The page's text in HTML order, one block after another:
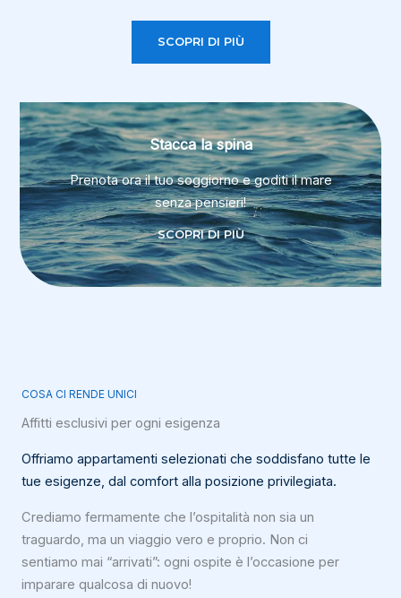
SCOPRI DI PIÙ
Stacca la spina
Prenota ora il tuo soggiorno e goditi il mare
senza pensieri!
SCOPRI DI PIÙ
COSA CI RENDE UNICI
Affitti esclusivi per ogni esigenza
Offriamo appartamenti selezionati che soddisfano tutte le
tue esigenze, dal comfort alla posizione privilegiata.
Crediamo fermamente che l’ospitalità non sia un
traguardo, ma un viaggio vero e proprio. Non ci
sentiamo mai “arrivati”: ogni ospite è l’occasione per
imparare qualcosa di nuovo!